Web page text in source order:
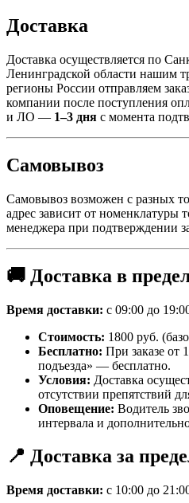
Доставка
Доставка осуществляется по
Ленинградской области нашим
регионы России отправляем
компании после поступления
и ЛО — 1–3 дня с момента
Самовывоз
Самовывоз возможен с разных
адрес зависит от номенклатуры
менеджера при подтверждении
🚚 Доставка в
Время доставки: с 09:00 до
Стоимость: 1800 руб.
Бесплатно: При заказе от
подъезда» — бесплатно.
Условия: Доставка
отсутствии препятствий
Оповещение: Водитель
интервала и
📍 Доставка за
Время доставки: с 10:00 до